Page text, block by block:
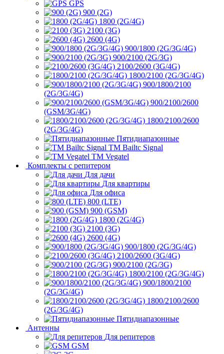
GPS
900 (2G)
1800 (2G/4G)
2100 (3G)
2600 (4G)
900/1800 (2G/3G/4G)
900/2100 (2G/3G)
2100/2600 (3G/4G)
1800/2100 (2G/3G/4G)
900/1800/2100
(2G/3G/4G)
900/2100/2600
(GSM/3G/4G)
1800/2100/2600
(2G/3G/4G)
Пятидиапазонные
ТМ Bailtc Signal
ТМ Vegatel
Комплекты с репитером
Для дачи
Для квартиры
Для офиса
800 (LTE)
900 (GSM)
1800 (2G/4G)
2100 (3G)
2600 (4G)
900/1800 (2G/3G/4G)
2100/2600 (3G/4G)
900/2100 (2G/3G)
1800/2100 (2G/3G/4G)
900/1800/2100
(2G/3G/4G)
1800/2100/2600
(2G/3G/4G)
Пятидиапазонные
Антенны
Для репитеров
GSM